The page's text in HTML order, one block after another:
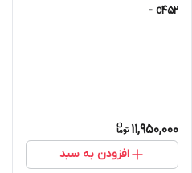
- c452
11,950,000
افزودن به سبد